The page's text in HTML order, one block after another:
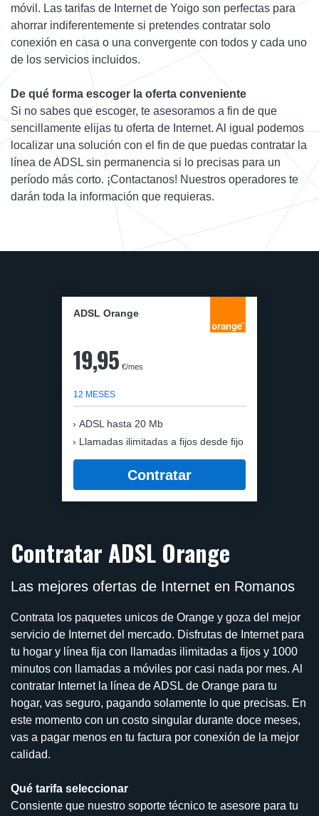
móvil. Las tarifas de Internet de Yoigo son perfectas para
ahorrar indiferentemente si pretendes contratar solo
conexión en casa o una convergente con todos y cada uno
de los servicios incluidos.
De qué forma escoger la oferta conveniente
Si no sabes que escoger, te asesoramos a fin de que
sencillamente elijas tu oferta de Internet. Al igual podemos
localizar una solución con el fin de que puedas contratar la
línea de ADSL sin permanencia si lo precisas para un
período más corto. ¡Contactanos! Nuestros operadores te
darán toda la información que requieras.
ADSL Orange
19,95 €/mes
12 MESES
ADSL hasta 20 Mb
Llamadas ilimitadas a fijos desde fijo
Contratar
Contratar ADSL Orange
Las mejores ofertas de Internet en Romanos
Contrata los paquetes unicos de Orange y goza del mejor
servicio de Internet del mercado. Disfrutas de Internet para
tu hogar y línea fija con llamadas ilimitadas a fijos y 1000
minutos con llamadas a móviles por casi nada por mes. Al
contratar Internet la línea de ADSL de Orange para tu
hogar, vas seguro, pagando solamente lo que precisas. En
este momento con un costo singular durante doce meses,
vas a pagar menos en tu factura por conexión de la mejor
calidad.
Qué tarifa seleccionar
Consiente que nuestro soporte técnico te asesore para tu